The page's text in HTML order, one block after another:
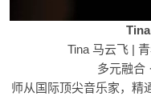
Tina 马云飞 |
多元融合
师从国际顶尖音乐家，精